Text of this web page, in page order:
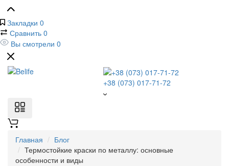
Закладки 0
Сравнить 0
Вы смотрели 0
+38 (073) 017-71-72
Главная
Блог
Термостойкие краски по металлу: основные
особенности и виды